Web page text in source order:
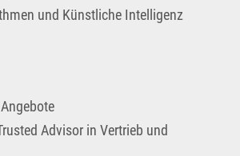
und Künstliche Intelligenz
Advisor in Vertrieb und